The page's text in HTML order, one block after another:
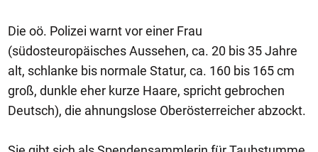
Die oö. Polizei warnt vor einer Frau
(südosteuropäisches Aussehen, ca. 20 bis 35 Jahre
alt, schlanke bis normale Statur, ca. 160 bis 165 cm
groß, dunkle eher kurze Haare, spricht gebrochen
Deutsch), die ahnungslose Oberösterreicher abzockt.